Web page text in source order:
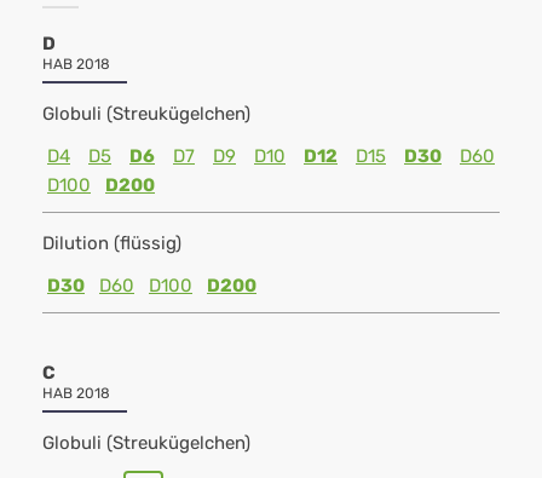
D
HAB 2018
Globuli (Streukügelchen)
D4
D5 D6 D7 D9 D10 D12 D15 D30
D60
D100
D200
Dilution (flüssig)
D30
D60 D100 D200
C
HAB 2018
Globuli (Streukügelchen)